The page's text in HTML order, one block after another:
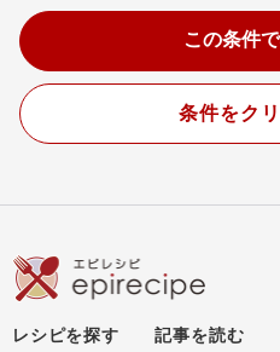
条件をク
レシピを探す 記事を読む